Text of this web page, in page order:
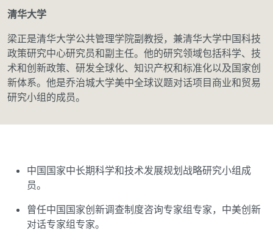
清华大学
梁正是清华大学公共管理学院副教授，兼清华大学中国科技
政策研究中心研究员和副主任。他的研究领域包括科学、技
术和创新政策、研发全球化、知识产权和标准化以及国家创
新体系。他是乔治城大学美中全球议题对话项目商业和贸易
研究小组的成员。
中国国家中长期科学和技术发展规划战略研究小组成
员。
曾任中国国家创新调查制度咨询专家组专家，中美创新
对话专家组专家。